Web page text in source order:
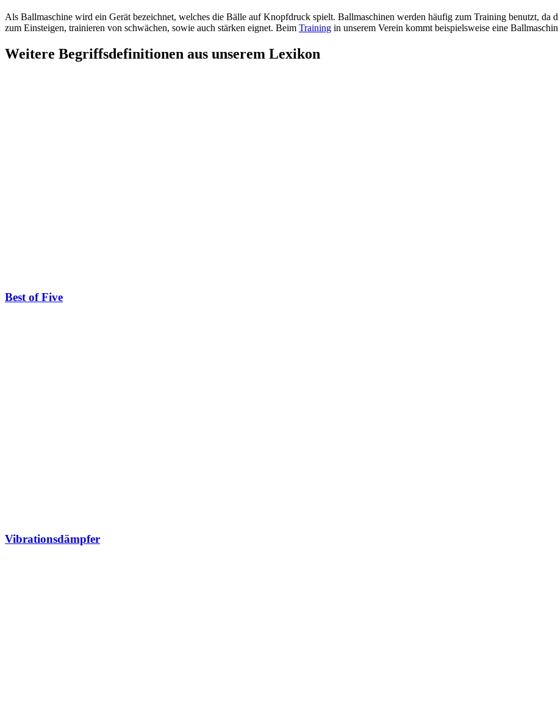
Als Ballmaschine wird ein Gerät bezeichnet, welches die Bälle auf Knopfdruck spielt. Ballmaschinen werden häufig zum Training benutzt, da
zum Einsteigen, trainieren von schwächen, sowie auch stärken eignet. Beim Training in unserem Verein kommt beispielsweise eine
Weitere Begriffsdefinitionen aus unserem Lexikon
Best of Five
Vibrationsdämpfer